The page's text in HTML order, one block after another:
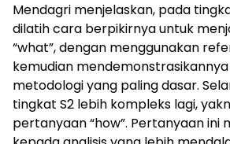
Mendagri menjelaskan, pada
dilatih cara berpikirnya untuk
“what”, dengan menggunakan
kemudian
metodologi yang paling dasar.
tingkat S2 lebih kompleks lagi,
pertanyaan “how”. Pertanyaan ini